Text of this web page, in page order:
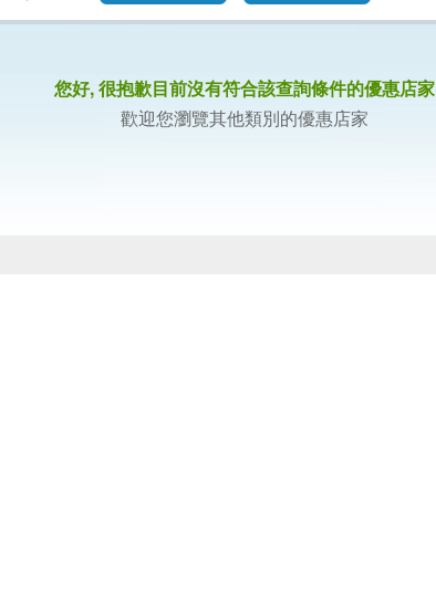
您好, 很抱歉目前沒有符合該查詢條件的優惠店家
歡迎您瀏覽其他類別的優惠店家